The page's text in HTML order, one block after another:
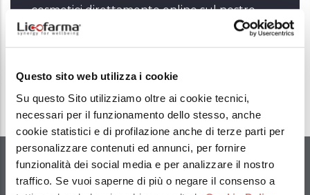
Questo sito web utilizza i cookie
Su questo Sito utilizziamo oltre ai cookie tecnici,
necessari per il funzionamento dello stesso, anche
cookie statistici e di profilazione anche di terze parti per
personalizzare contenuti ed annunci, per fornire
funzionalità dei social media e per analizzare il nostro
traffico. Se vuoi saperne di più o negare il consenso a
cosmetici direttamente online sul nostro
store ufficiale.
Vai allo Store